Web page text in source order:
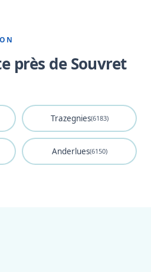
près de Souvret
Trazegnies(6183)
Anderlues(6150)